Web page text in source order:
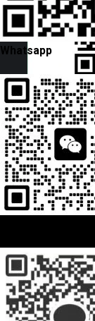
Whatsapp